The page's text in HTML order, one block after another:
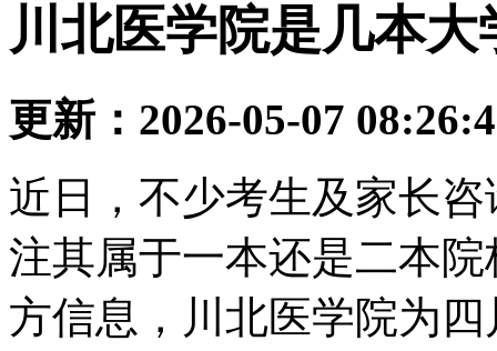
川北医学院是几本
更新：2026-05-07
近日，不少考生及家长
注其属于一本还是二本
方信息，川北医学院为